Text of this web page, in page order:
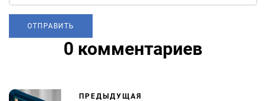
0 комментариев
ПРЕДЫДУЩАЯ